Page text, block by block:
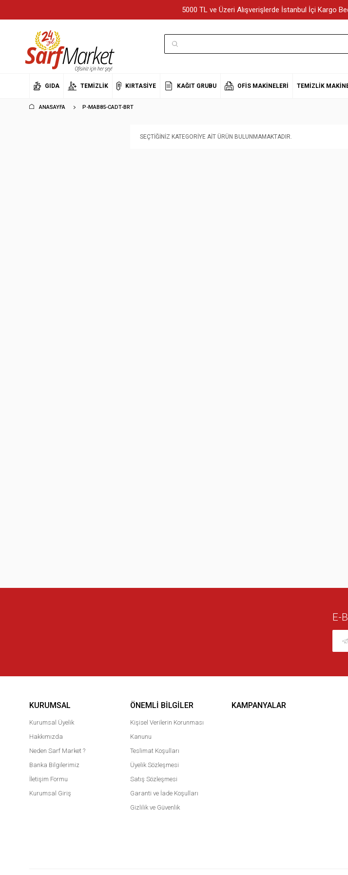
5000 TL ve Üzeri Alışverişlerde İstanbul İçi Kargo
GIDA TEMIZLIK KIRTASIYE KAĞIT GRUBU OFIS MAKINELERI TEMIZLIK
ANASAYFA P-MAB85-CADT-BRT
SEÇTIĞINIZ KATEGORIYE AIT ÜRÜN BULUNMAMAKTADIR.
E-
KURUMSAL
Kurumsal Üyelik
Hakkımızda
Neden Sarf Market ?
Banka Bilgilerimiz
İletişim Formu
Kurumsal Giriş
ÖNEMLI BILGILER
Kişisel Verilerin Korunması
Kanunu
Teslimat Koşulları
Üyelik Sözleşmesi
Satış Sözleşmesi
Garanti ve İade Koşulları
Gizlilik ve Güvenlik
KAMPANYALAR